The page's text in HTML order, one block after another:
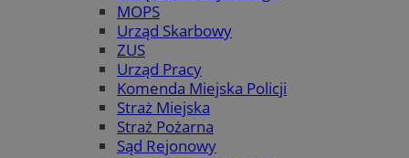
MOPS
Urząd Skarbowy
ZUS
Urząd Pracy
Komenda Miejska Policji
Straż Miejska
Straż Pożarna
Sąd Rejonowy